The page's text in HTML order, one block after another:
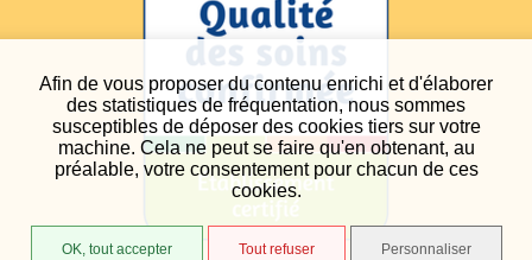
Afin de vous proposer du contenu enrichi et d'élaborer
des statistiques de fréquentation, nous sommes
susceptibles de déposer des cookies tiers sur votre
machine. Cela ne peut se faire qu'en obtenant, au
préalable, votre consentement pour chacun de ces
cookies.
OK, tout accepter Tout refuser Personnaliser